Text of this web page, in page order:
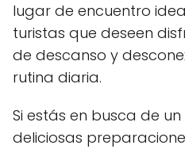
lugar de encuentro
turistas que deseen
de descanso y
rutina diaria.
Si estás en busca de
deliciosas